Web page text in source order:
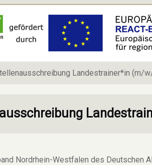
Landestrainer*in (m/
Nordrhein-Westfalen des Deutschen